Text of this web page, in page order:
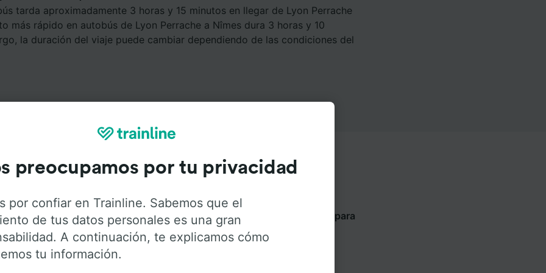
tarda aproximadamente 3 horas y 15 minutos en llegar de Lyon Perrache
más rápido en autobús de Lyon Perrache a Nîmes dura 3 horas y 10
la duración del viaje puede cambiar dependiendo de las condiciones del
Servicios a bordo
Perrache a Nîmes conFlixbus. Haz click en las siguientes pestañas para
más información sobre los servicios que ofrece cada compañía
preocupamos por tu privacidad
por confiar en Trainline. Sabemos que el
de tus datos personales es una gran
A continuación, te explicamos cómo
tu información.